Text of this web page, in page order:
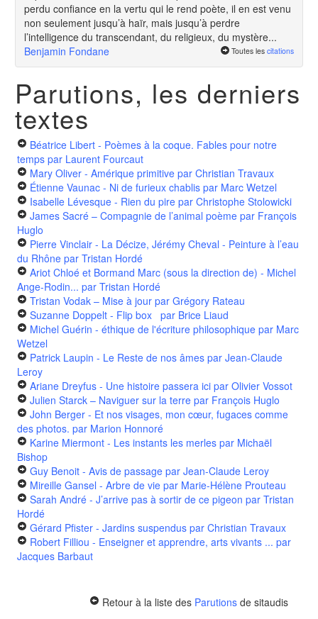
perdu confiance en la vertu qui le rend poète, il en est venu
non seulement jusqu’à haïr, mais jusqu’à perdre
l’intelligence du transcendant, du religieux, du mystère...
Benjamin Fondane
Toutes les citations
Parutions, les derniers
textes
Béatrice Libert - Poèmes à la coque. Fables pour notre
temps par Laurent Fourcaut
Mary Oliver - Amérique primitive par Christian Travaux
Étienne Vaunac - Ni de furieux chablis par Marc Wetzel
Isabelle Lévesque - Rien du pire par Christophe Stolowicki
James Sacré – Compagnie de l’animal poème par François
Huglo
Pierre Vinclair - La Décize, Jérémy Cheval - Peinture à l’eau
du Rhône par Tristan Hordé
Ariot Chloé et Bormand Marc (sous la direction de) - Michel
Ange-Rodin... par Tristan Hordé
Tristan Vodak – Mise à jour par Grégory Rateau
Suzanne Doppelt - Flip box par Brice Liaud
Michel Guérin - éthique de l'écriture philosophique par Marc
Wetzel
Patrick Laupin - Le Reste de nos âmes par Jean-Claude
Leroy
Ariane Dreyfus - Une histoire passera ici par Olivier Vossot
Julien Starck – Naviguer sur la terre par François Huglo
John Berger - Et nos visages, mon cœur, fugaces comme
des photos. par Marion Honnoré
Karine Miermont - Les instants les merles par Michaël
Bishop
Guy Benoit - Avis de passage par Jean-Claude Leroy
Mireille Gansel - Arbre de vie par Marie-Hélène Prouteau
Sarah André - J’arrive pas à sortir de ce pigeon par Tristan
Hordé
Gérard Pfister - Jardins suspendus par Christian Travaux
Robert Filliou - Enseigner et apprendre, arts vivants ... par
Jacques Barbaut
Retour à la liste des Parutions de sitaudis